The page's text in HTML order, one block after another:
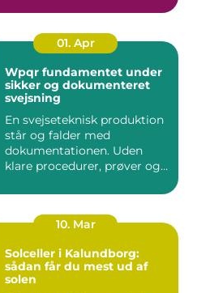
01. Apr
Wpqr fundamentet under
sikker og dokumenteret
svejsning
En svejseteknisk produktion
står og falder med
dokumentationen. Uden
klare procedurer, prøver og
10. Mar
Solceller i Kalundborg:
sådan får du mest ud af
solen